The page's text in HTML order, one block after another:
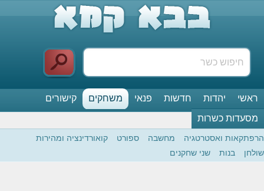
ראשי יהדות חדשות פנאי משחקים
קישורים
מסעדות כשרות
הרפתקאות ואסטרטגיה מחשבה ספורט
קואורדינציה ומהירות
שולחן
בנות שני שחקנים